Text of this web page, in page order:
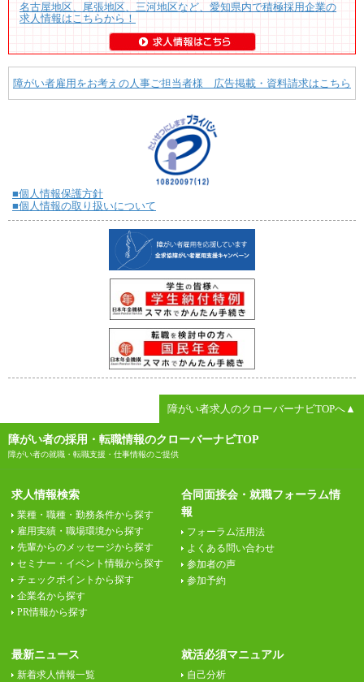
名古屋地区、尾張地区、三河地区など、愛知県内で積極採用企業の
求人情報はこちらから！
障がい者雇用をお考えの人事ご担当者様 広告掲載・資料請求はこちら
■個人情報保護方針
■個人情報の取り扱いについて
障がい者求人のクローバーナビTOPへ▲
障がい者の採用・転職情報のクローバーナビTOP
障がい者の就職・転職支援・仕事情報のご提供
求人情報検索
業種・職種・勤務条件から探す
雇用実績・職場環境から探す
先輩からのメッセージから探す
セミナー・イベント情報から探す
チェックポイントから探す
企業名から探す
PR情報から探す
合同面接会・就職フォーラム情
報
フォーラム活用法
よくある問い合わせ
参加者の声
参加予約
最新ニュース
新着求人情報一覧
就活必須マニュアル
自己分析